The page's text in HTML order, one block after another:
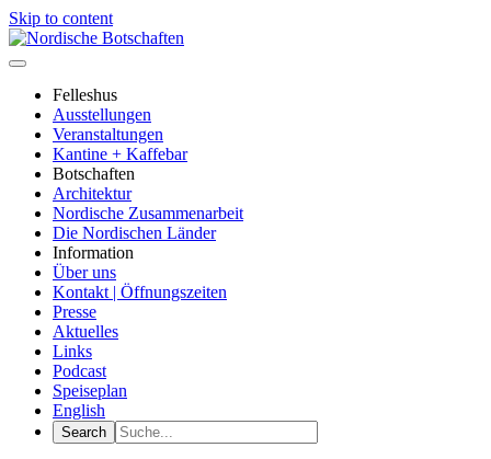
Skip to content
Felleshus
Ausstellungen
Veranstaltungen
Kantine + Kaffebar
Botschaften
Architektur
Nordische Zusammenarbeit
Die Nordischen Länder
Information
Über uns
Kontakt | Öffnungszeiten
Presse
Aktuelles
Links
Podcast
Speiseplan
English